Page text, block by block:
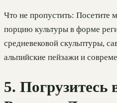
Что не пропустить: Посетите
порцию культуры в форме
средневековой скульптуры,
альпийские пейзажи и
5. Погрузитесь